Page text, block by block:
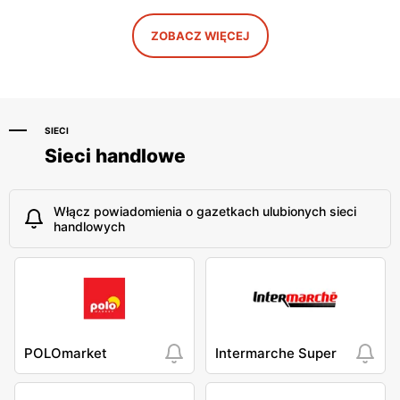
ZOBACZ WIĘCEJ
SIECI
Sieci handlowe
Włącz powiadomienia o gazetkach ulubionych sieci
handlowych
POLOmarket Intermarche Super